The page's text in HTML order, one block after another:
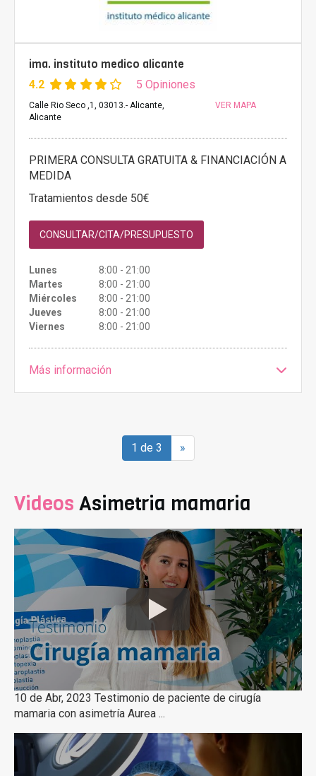
ima. instituto medico alicante
4.2 5 Opiniones
Calle Rio Seco ,1, 03013.- Alicante,
Alicante
VER MAPA
PRIMERA CONSULTA GRATUITA & FINANCIACIÓN A
MEDIDA
Tratamientos desde 50€
CONSULTAR/CITA/PRESUPUESTO
Lunes
8:00 - 21:00
Martes
8:00 - 21:00
Miércoles
8:00 - 21:00
Jueves
8:00 - 21:00
Viernes
8:00 - 21:00
Más información
1 de 3 »
Videos Asimetria mamaria
10 de Abr, 2023 Testimonio de paciente de cirugía
mamaria con asimetría Aurea ...